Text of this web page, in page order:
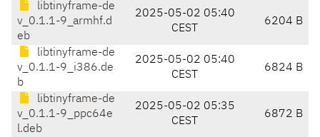
libtinyframe-de
v_0.1.1-9_armhf.d
eb
2025-05-02 05:40
CEST
6204 B
libtinyframe-de
v_0.1.1-9_i386.de
b
2025-05-02 05:40
CEST
6824 B
libtinyframe-de
v_0.1.1-9_ppc64e
l.deb
2025-05-02 05:35
CEST
6872 B